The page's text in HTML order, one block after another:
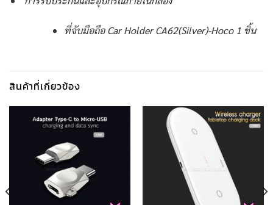
ที่จับมือถือ Car Holder CA62(Silver)-Hoco 1 ชิ้น
สินค้าที่เกี่ยวข้อง